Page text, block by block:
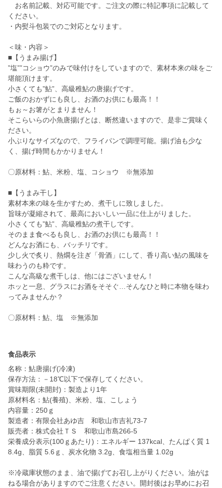
お名前記載、対応可能です。ご注文の際に特記事項に記載して
ください。
・内熨斗包装でのご対応となります。
＜味・内容＞
■【うまみ揚げ】
”塩””コショウ”のみで味付けをしていますので、素材本来の味をご
堪能頂けます。
小さくても”鮎”、高級稚鮎の唐揚げです。
ご飯のおかずにも良し、お酒のお供にも最高！！
もぉ～お箸がとまりません！
そこらいらの小魚唐揚げとは、断然違いますので、是非ご賞味く
ださい。
小ぶりなサイズなので、フライパンで調理可能。揚げ油も少な
く、揚げ時間もかかりません！
〇原材料：鮎、米粉、塩、コショウ ※無添加
■【うまみ干し】
素材本来の味を生かすため、煮干しに致しました。
旨味が凝縮されて、最高においしい一品に仕上がりました。
小さくても”鮎”、高級稚鮎の煮干しです。
そのまま食べるも良し、お酒のお供にも最高！！
どんなお酒にも、バッチリです。
少し火で炙り、熱燗を注ぎ「骨酒」にして、香り高い鮎の風味を
味わうのも粋です。
こんな高級な煮干しは、他にはございません！
ホッと一息、グラスにお酒をそそぐ…そんなひと時に本物を味わ
ってみませんか？
〇原材料：鮎、塩 ※無添加
食品表示
名称：鮎唐揚げ(冷凍)
保存方法：－18℃以下で保存してください。
賞味期限(未開封)：製造より1年
原材料名：鮎(養殖)、米粉、塩、こしょう
内容量：250ｇ
製造者：有限会社あゆ吉 和歌山市吉礼73-7
販売者：株式会社ＴＳ 和歌山市島266-5
栄養成分表示(100ｇあたり)：エネルギー 137kcal、たんぱく質 1
8.4g、脂質 5.6ｇ、炭水化物 3.2g、食塩相当量 1.02g
※冷蔵庫状態のまま、油で揚げてお召し上がりください。油がは
ねる場合がありますのでご注意ください。開封後はお早めにお召